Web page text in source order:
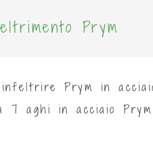
Prym
Prym in
7 aghi in acciaio